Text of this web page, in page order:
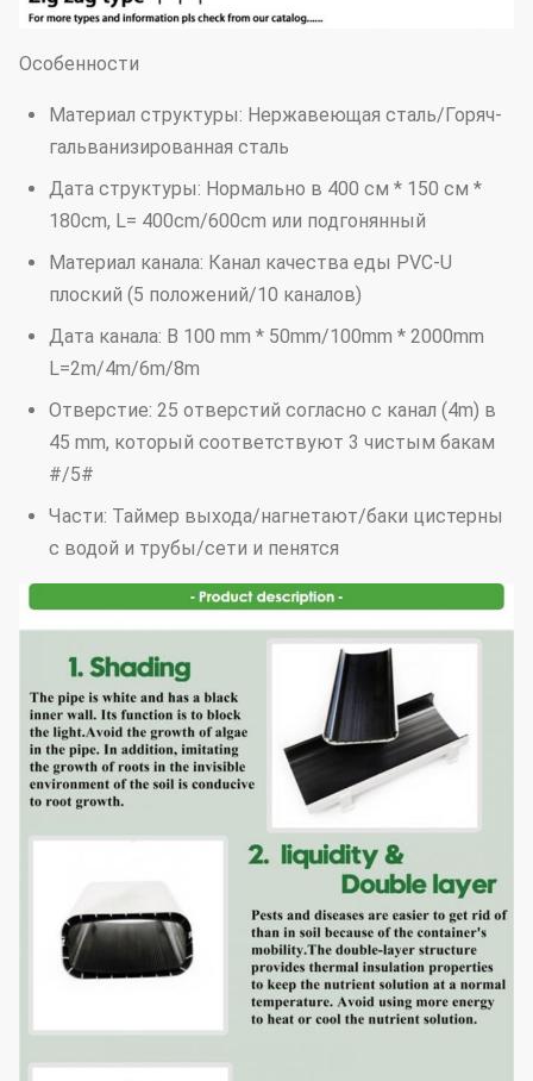
Особенности
Материал структуры: Нержавеющая сталь/Горяч-
гальванизированная сталь
Дата структуры: Нормально в 400 см * 150 см *
180cm, L= 400cm/600cm или подгонянный
Материал канала: Канал качества еды PVC-U
плоский (5 положений/10 каналов)
Дата канала: В 100 mm * 50mm/100mm * 2000mm
L=2m/4m/6m/8m
Отверстие: 25 отверстий согласно с канал (4m) в
45 mm, который соответствуют 3 чистым бакам
#/5#
Части: Таймер выхода/нагнетают/баки цистерны
с водой и трубы/сети и пенятся